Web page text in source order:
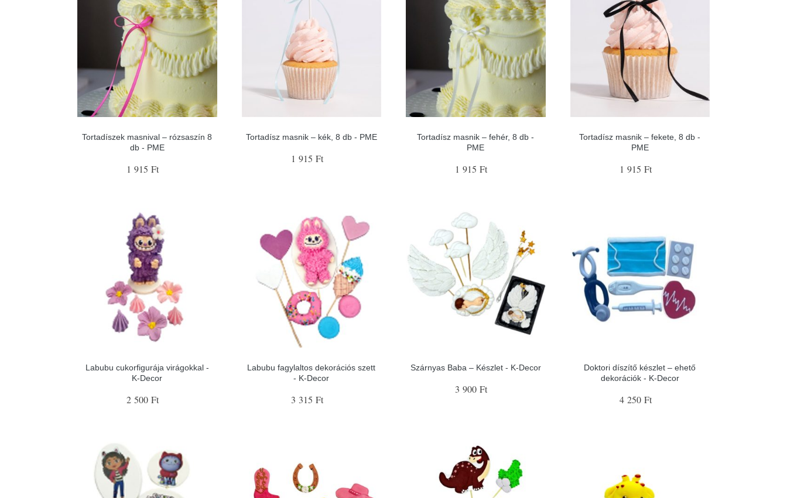
Tortadíszek masnival – rózsaszín 8
db - PME
1 915 Ft
Tortadísz masnik – kék, 8 db - PME
1 915 Ft
Tortadísz masnik – fehér, 8 db -
PME
1 915 Ft
Tortadísz masnik – fekete, 8 db -
PME
1 915 Ft
Labubu cukorfigurája virágokkal -
K-Decor
2 500 Ft
Labubu fagylaltos dekorációs szett
- K-Decor
3 315 Ft
Szárnyas Baba – Készlet - K-Decor
3 900 Ft
Doktori díszítő készlet – ehető
dekorációk - K-Decor
4 250 Ft